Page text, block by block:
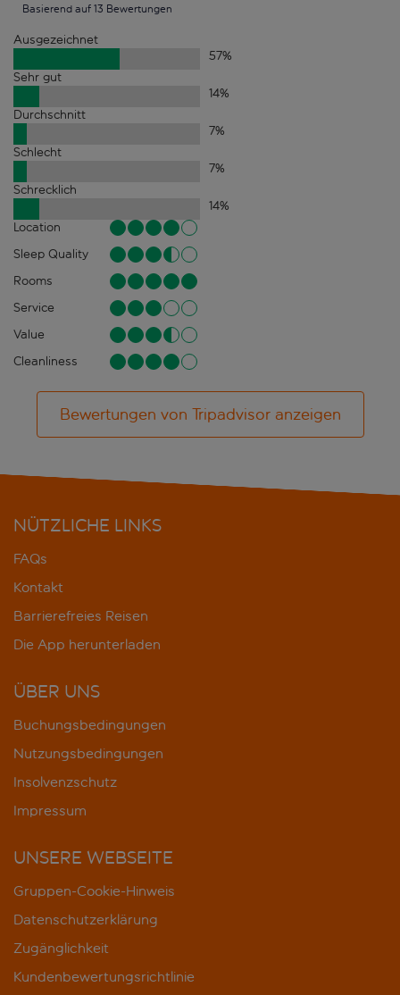
Basierend auf 13 Bewertungen
Ausgezeichnet
57%
Sehr gut
14%
Durchschnitt
7%
Schlecht
7%
Schrecklich
14%
Location
Sleep Quality
Rooms
Service
Value
Cleanliness
Bewertungen von Tripadvisor anzeigen
NÜTZLICHE LINKS
FAQs
Kontakt
Barrierefreies Reisen
Die App herunterladen
ÜBER UNS
Buchungsbedingungen
Nutzungsbedingungen
Insolvenzschutz
Impressum
UNSERE WEBSEITE
Gruppen-Cookie-Hinweis
Datenschutzerklärung
Zugänglichkeit
Kundenbewertungsrichtlinie